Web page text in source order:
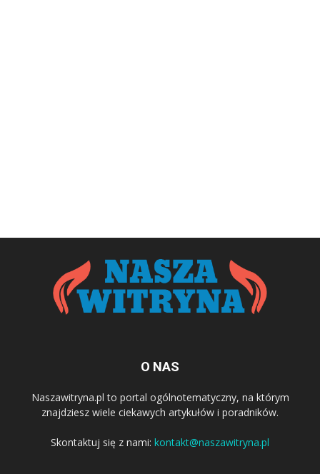
O NAS
Naszawitryna.pl to portal ogólnotematyczny, na którym
znajdziesz wiele ciekawych artykułów i poradników.
Skontaktuj się z nami: kontakt@naszawitryna.pl